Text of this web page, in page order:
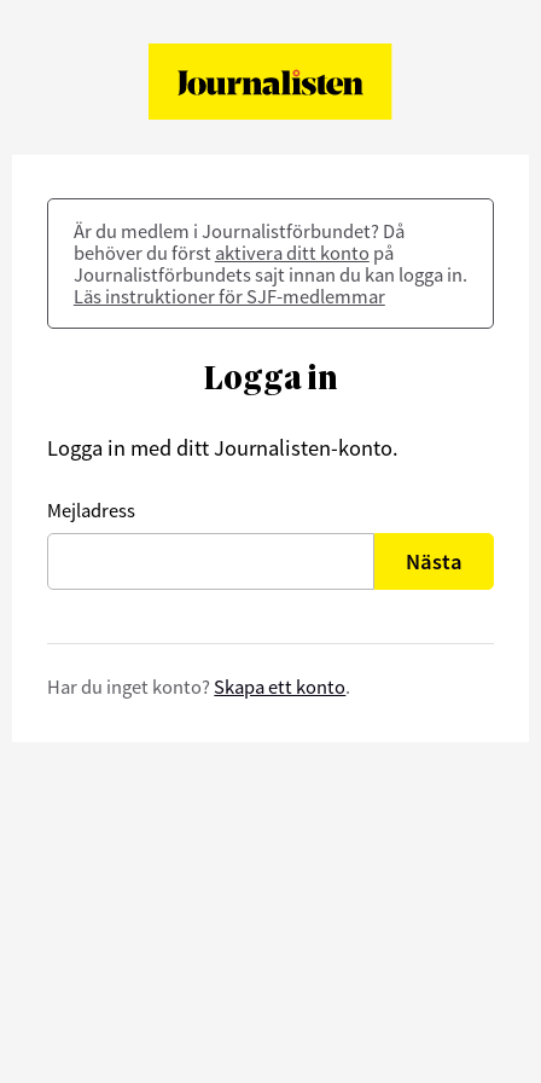
Är du medlem i Journalistförbundet? Då
behöver du först aktivera ditt konto på
Journalistförbundets sajt innan du kan logga in.
Läs instruktioner för SJF-medlemmar
Logga in
Logga in med ditt Journalisten-konto.
Mejladress
Nästa
Har du inget konto? Skapa ett konto.